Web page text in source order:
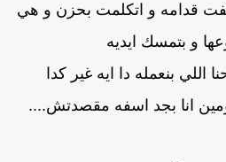
قدامه و اتكلمت بحزن و هي
و بتمسك ايديه
بنعمله دا ايه غير كدا
انا بجد اسفه مقصدتش....